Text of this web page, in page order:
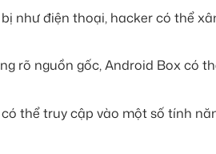
như điện thoại, hacker có thể
rõ nguồn gốc, Android Box có
thể truy cập vào một số tính